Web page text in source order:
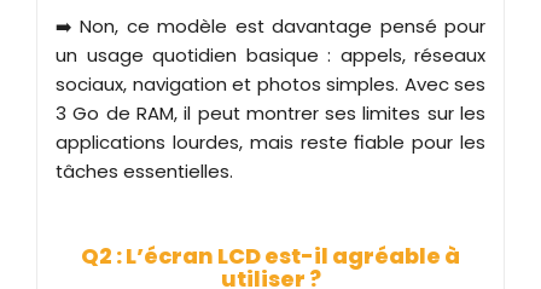
➡️ Non, ce modèle est davantage pensé pour
un usage quotidien basique : appels, réseaux
sociaux, navigation et photos simples. Avec ses
3 Go de RAM, il peut montrer ses limites sur les
applications lourdes, mais reste fiable pour les
tâches essentielles.
Q2 : L’écran LCD est-il agréable à
utiliser ?